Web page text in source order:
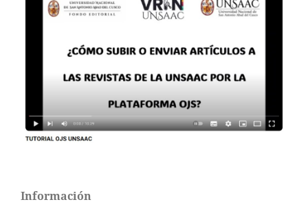
Información